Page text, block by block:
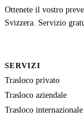
Ottenete il vostro
Svizzera. Servizio
SERVIZI
Trasloco privato
Trasloco aziendale
Trasloco internazionale